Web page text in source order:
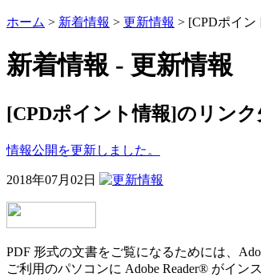
ホーム > 新着情報 > 更新情報 > [CPDポイン
新着情報 - 更新情報
[CPDポイント情報]のリン
情報公開を更新しました。
2018年07月02日
PDF 形式の文書をご覧になるためには、
ご利用のパソコンに Adobe Reader® がイン